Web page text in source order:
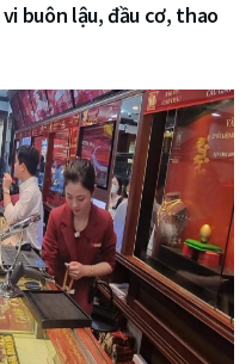
buôn lậu, đầu cơ, thao